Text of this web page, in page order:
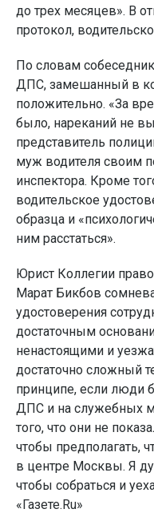
до трех месяцев». В
протокол,
По словам
ДПС, замешанный в
положительно. «За
было, нареканий не
представитель
муж водителя своим
инспектора. Кроме
водительское
образца и
ним расстаться».
Юрист Коллегии
Марат Бикбов
удостоверения
достаточным
ненастоящими и
достаточно сложный
принципе, если люди
ДПС и на служебных
того, что они не
чтобы предполагать,
в центре Москвы. Я
чтобы собраться и
«Газете.Ru»